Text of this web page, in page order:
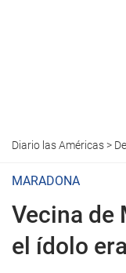
Diario las Américas>
MARADONA
Vecina de
el ídolo